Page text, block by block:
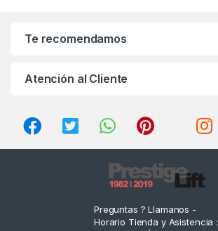
a
Te recomendamos
Atención al Cliente
Preguntas ? Llamanos -
Horario Tienda y Asistencia :